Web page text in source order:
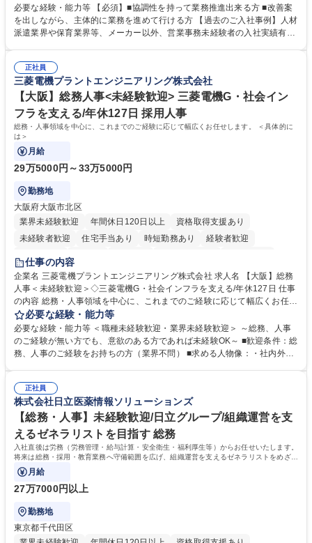
善をお任せ。 【教育制度】ご入社後、育成担当とペアになりながらOJTに
て業務を覚えていただくことが可能です。業務システムがきちんと構築さ
れているため、スムーズに仕事に慣れることができる環境です。また、
募集職種 【大阪・京都・滋賀】営業事務 ※未経験可
必要な経験・能力等 【必須】■協調性を持って業務推進出来る方 ■改善案
を出しながら、主体的に業務を進めて行ける方 【過去のご入社事例】人材
派遣業界や保育業界等、メーカー以外、営業事務未経験者の入社実績有
えて、お客様や社員の状況に合わせ、能動的なサポート、改善の動きも期
待され。組織を支えるスペシャリストとして、チームに貢献し、結果的に
社員から頼られる存在になることができます。平均19:30の退勤以降の業
務の持ち帰りも禁止されており、メリハリのある働き方となります。 学
歴・資格 学歴：大学院 大学 高専 短大 語学力： 資格：
正社員
三菱電機プラントエンジニアリング株式会社
【大阪】総務人事<未経験歓迎> 三菱電機G・社会イン
フラを支える/年休127日 採用人事
総務・人事領域を中心に、これまでのご経験に応じて幅広くお任せします。 ＜具体的に
は＞
月給
29万5000円～33万5000円
勤務地
大阪府大阪市北区
業界未経験歓迎
年間休日120日以上
資格取得支援あり
未経験者歓迎
住宅手当あり 時短勤務あり
経験者歓迎
退職金あり
駅近5分以内
土日祝休み 服装自由 寮・社宅あり 食事補助あり
仕事の内容
企業名 三菱電機プラントエンジニアリング株式会社 求人名 【大阪】総務
人事＜未経験歓迎＞◇三菱電機G・社会インフラを支える/年休127日 仕事
の内容 総務・人事領域を中心に、これまでのご経験に応じて幅広くお任せ
します。 ＜具体的には＞ ・総務/人事労務（給与・社保・勤怠管理など）
・採用・教育研修 ・福利厚生運用 など ※基本的には事務所勤務ですが、
採用や教育等の業務内容により、関西圏以外への日帰り・宿泊を伴う国内
出張もございます。 ※担当業務を持ちつつ、お互いに助け合いながら、総
必要な経験・能力等
必要な経験・能力等 ＜職種未経験歓迎・業界未経験歓迎＞ ～総務、人事
のご経験が無い方でも、意欲のある方であれば未経験OK～ ■歓迎条件：総
務、人事のご経験をお持ちの方（業界不問） ■求める人物像：・社内外の
正社員
株式会社日立医薬情報ソリューションズ
【総務・人事】未経験歓迎/日立グループ/組織運営を支
えるゼネラリストを目指す 総務
入社直後は労務（労務管理・給与計算・安全衛生・福利厚生等）からお任せいたします。
将来は総務・採用・教育業務へ守備範囲を広げ、組織運営を支えるゼネラリストをめざせ
ます。
月給
27万7000円以上
勤務地
東京都千代田区